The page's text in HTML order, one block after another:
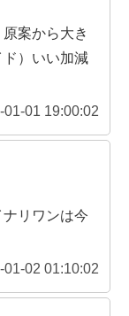
案から大き
ド）いい加減
01-01 19:00:02
リワンは今
01-02 01:10:02